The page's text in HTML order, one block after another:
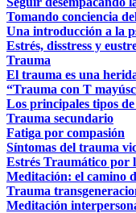
Tomando conciencia
Una introducción a la
Estrés, disstress y
Trauma
El trauma es una
“Trauma con T
Los principales tipos
Trauma secundario
Fatiga por compasión
Síntomas del trauma
Estrés Traumático por
Meditación: el camino
Trauma
Meditación